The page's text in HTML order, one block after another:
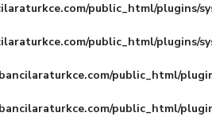
public_html/
public_html/
public_html/
public_html/